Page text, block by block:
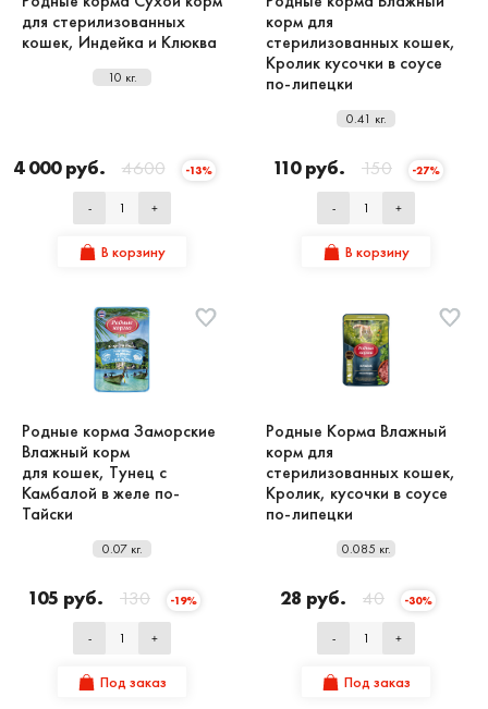
для стерилизованных
кошек, Индейка и Клюква
10 кг.
4 000 руб. 4600 -13%
- +
В корзину
корм для
стерилизованных кошек,
Кролик кусочки в соусе
по-липецки
0.41 кг.
110 руб. 150 -27%
- +
В корзину
Родные корма Заморские
Влажный корм
для кошек, Тунец с
Камбалой в желе по-
Тайски
0.07 кг.
105 руб. 130 -19%
- +
Под заказ
Родные Корма Влажный
корм для
стерилизованных кошек,
Кролик, кусочки в соусе
по-липецки
0.085 кг.
28 руб. 40 -30%
- +
Под заказ